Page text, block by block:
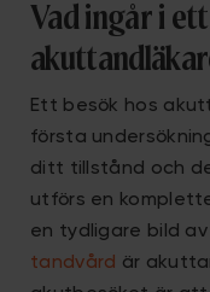
Vad ingår i
Ett besök hos
första
ditt tillstånd och
utförs en
en tydligare bild
tandvård är